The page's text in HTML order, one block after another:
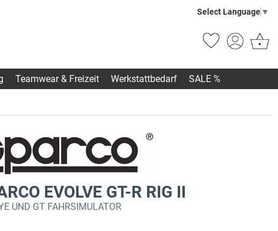
Select Language ▼
Teamwear & Freizeit Werkstattbedarf SALE %
EVOLVE GT-R RIG II
UND GT FAHRSIMULATOR